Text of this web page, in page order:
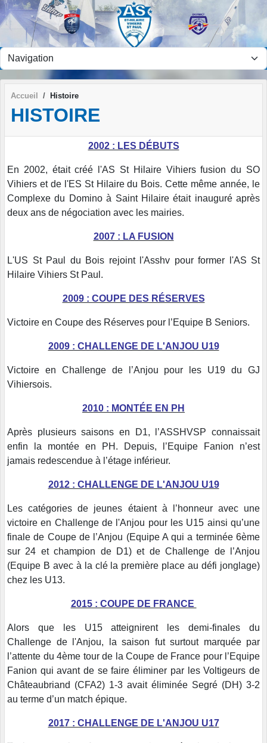
Accueil Histoire
HISTOIRE
2002 : LES DÉBUTS
En 2002, était créé l'AS St Hilaire Vihiers fusion du SO
Vihiers et de l'ES St Hilaire du Bois. Cette même année, le
Complexe du Domino à Saint Hilaire était inauguré après
deux ans de négociation avec les mairies.
2007 : LA FUSION
L'US St Paul du Bois rejoint l'Asshv pour former l'AS St
Hilaire Vihiers St Paul.
2009 : COUPE DES RÉSERVES
Victoire en Coupe des Réserves pour l’Equipe B Seniors.
2009 : CHALLENGE DE L'ANJOU U19
Victoire en Challenge de l’Anjou pour les U19 du GJ
Vihiersois.
2010 : MONTÉE EN PH
Après plusieurs saisons en D1, l’ASSHVSP connaissait
enfin la montée en PH. Depuis, l’Equipe Fanion n’est
jamais redescendue à l’étage inférieur.
2012 : CHALLENGE DE L'ANJOU U19
Les catégories de jeunes étaient à l’honneur avec une
victoire en Challenge de l'Anjou pour les U15 ainsi qu’une
finale de Coupe de l’Anjou (Equipe A qui a terminée 6ème
sur 24 et champion de D1) et de Challenge de l’Anjou
(Equipe B avec à la clé la première place au défi jonglage)
chez les U13.
2015 : COUPE DE FRANCE
Alors que les U15 atteignirent les demi-finales du
Challenge de l'Anjou, la saison fut surtout marquée par
l’attente du 4ème tour de la Coupe de France pour l’Equipe
Fanion qui avant de se faire éliminer par les Voltigeurs de
Châteaubriand (CFA2) 1-3 avait éliminée Segré (DH) 3-2
au terme d’un match épique.
2017 : CHALLENGE DE L'ANJOU U17
Panneau de gestion des cookies